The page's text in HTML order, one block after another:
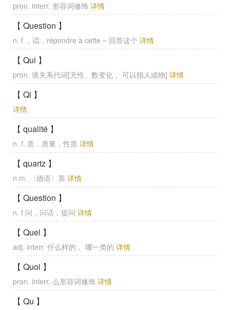
pron. interr. 形容词修饰 详情
【 Question 】
n. f ，话，répondre à cette ~ 回答这个 详情
【 Qui 】
pron. 谁关系代词[无性、数变化， 可以指人或物] 详情
【 Qi 】
详情
【 qualité 】
n. f. 质，质量，性质 详情
【 quartz 】
n.m. 〈德语〉英 详情
【 Question 】
n. f 问，问话，提问 详情
【 Quel 】
adj. interr. 什么样的， 哪一类的 详情
【 Quoi 】
pron. interr. 么形容词修饰 详情
【 Qu 】